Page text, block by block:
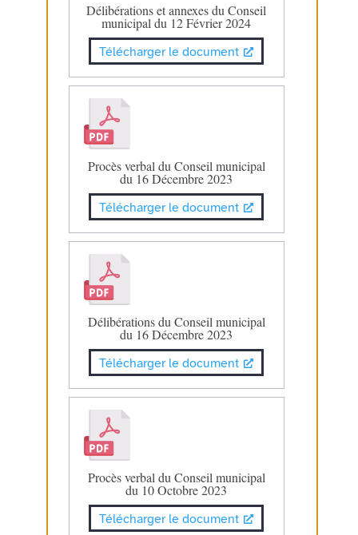
Délibérations et annexes du Conseil
municipal du 12 Février 2024
Télécharger le document
Procès verbal du Conseil municipal
du 16 Décembre 2023
Télécharger le document
Délibérations du Conseil municipal
du 16 Décembre 2023
Télécharger le document
Procès verbal du Conseil municipal
du 10 Octobre 2023
Télécharger le document